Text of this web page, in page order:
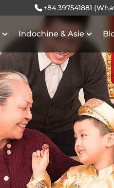
+84 397541881
Indochine & Asie